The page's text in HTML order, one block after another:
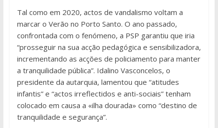
Tal como em 2020, actos de vandalismo voltam a
marcar o Verão no Porto Santo. O ano passado,
confrontada com o fenómeno, a PSP garantiu que iria
“prosseguir na sua acção pedagógica e sensibilizadora,
incrementando as acções de policiamento para manter
a tranquilidade pública”. Idalino Vasconcelos, o
presidente da autarquia, lamentou que “atitudes
infantis” e “actos irreflectidos e anti-sociais” tenham
colocado em causa a «ilha dourada» como “destino de
tranquilidade e segurança”.